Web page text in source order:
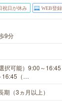
祝日が休み WEB登
9分
択可能）9:00～
16:45（…
（3ヵ月以上）